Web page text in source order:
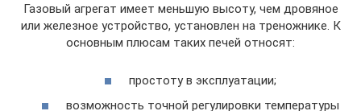
Газовый агрегат имеет меньшую высоту, чем дровяное
или железное устройство, установлен на треножнике. К
основным плюсам таких печей относят:
простоту в эксплуатации;
возможность точной регулировки температуры